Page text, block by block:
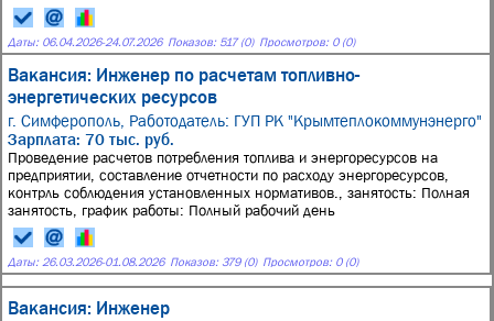
Даты: 06.04.2026-24.07.2026 Показов: 517 (0) Просмотров: 0 (0)
Вакансия: Инженер по расчетам топливно-
энергетических ресурсов
г. Симферополь, Работодатель: ГУП РК "Крымтеплокоммунэнерго"
Зарплата: 70 тыс. руб.
Проведение расчетов потребления топлива и энергоресурсов на
предприятии, составление отчетности по расходу энергоресурсов,
контрль соблюдения установленных нормативов., занятость: Полная
занятость, график работы: Полный рабочий день
Даты: 26.03.2026-01.08.2026 Показов: 379 (0) Просмотров: 0 (0)
Вакансия: Инженер